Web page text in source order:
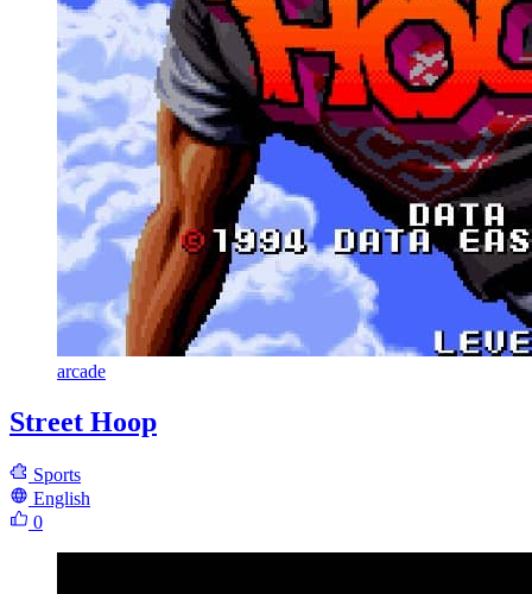
arcade
Street Hoop
Sports
English
0